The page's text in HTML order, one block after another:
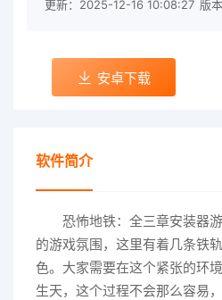
更新：2025-12-16 10:08:27 版
安卓下载
软件简介
恐怖地铁：全三章安装器
的游戏氛围，这里有着几条铁
色。大家需要在这个紧张的环
生天，这个过程不会那么容易